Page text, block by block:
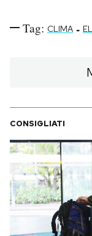
Tag: CLIMA -
CONSIGLIATI